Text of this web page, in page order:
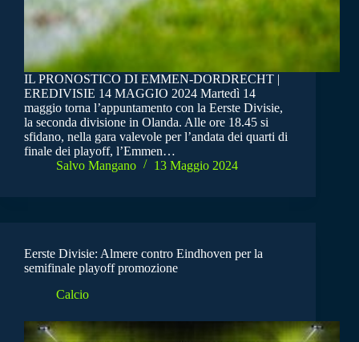
IL PRONOSTICO DI EMMEN-DORDRECHT |
EREDIVISIE 14 MAGGIO 2024 Martedì 14
maggio torna l’appuntamento con la Eerste Divisie,
la seconda divisione in Olanda. Alle ore 18.45 si
sfidano, nella gara valevole per l’andata dei quarti di
finale dei playoff, l’Emmen…
Salvo Mangano
13 Maggio 2024
Eerste Divisie: Almere contro Eindhoven per la
semifinale playoff promozione
Calcio